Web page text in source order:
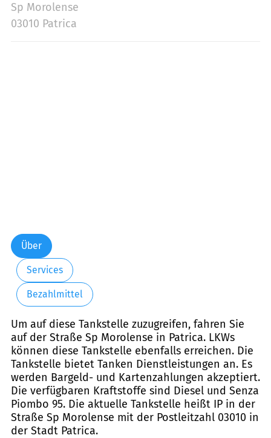
Sp Morolense
03010 Patrica
Über
Services
Bezahlmittel
Um auf diese Tankstelle zuzugreifen, fahren Sie
auf der Straße Sp Morolense in Patrica. LKWs
können diese Tankstelle ebenfalls erreichen. Die
Tankstelle bietet Tanken Dienstleistungen an. Es
werden Bargeld- und Kartenzahlungen akzeptiert.
Die verfügbaren Kraftstoffe sind Diesel und Senza
Piombo 95. Die aktuelle Tankstelle heißt IP in der
Straße Sp Morolense mit der Postleitzahl 03010 in
der Stadt Patrica.